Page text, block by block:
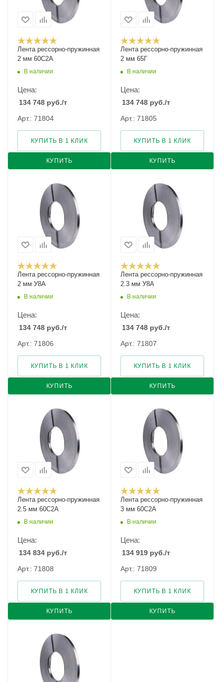
Лента рессорно-пружинная
2 мм 60С2А
В наличии
Цена:
134 748 руб./т
Арт.: 71804
КУПИТЬ
КУПИТЬ В 1 КЛИК
Лента рессорно-пружинная
2 мм 65Г
В наличии
Цена:
134 748 руб./т
Арт.: 71805
КУПИТЬ
КУПИТЬ В 1 КЛИК
Лента рессорно-пружинная
2 мм У8А
В наличии
Цена:
134 748 руб./т
Арт.: 71806
КУПИТЬ
КУПИТЬ В 1 КЛИК
Лента рессорно-пружинная
2.3 мм У8А
В наличии
Цена:
134 748 руб./т
Арт.: 71807
КУПИТЬ
КУПИТЬ В 1 КЛИК
Лента рессорно-пружинная
2.5 мм 60С2А
В наличии
Цена:
134 834 руб./т
Арт.: 71808
КУПИТЬ
КУПИТЬ В 1 КЛИК
Лента рессорно-пружинная
3 мм 60С2А
В наличии
Цена:
134 919 руб./т
Арт.: 71809
КУПИТЬ
КУПИТЬ В 1 КЛИК